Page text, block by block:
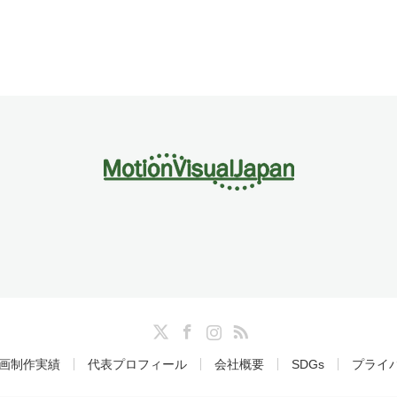
RSS
制作実績 代表プロフィール 会社概要 SDGs プライ